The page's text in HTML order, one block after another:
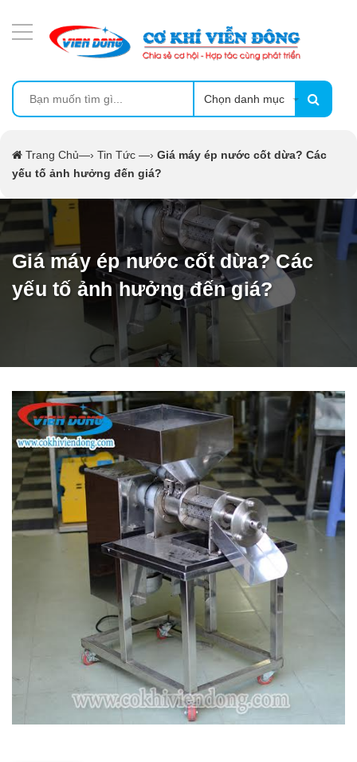
Chọn danh mục
Trang Chủ—› Tin Tức —› Giá máy ép nước cốt dừa? Các
yếu tố ảnh hưởng đến giá?
Giá máy ép nước cốt dừa? Các
yếu tố ảnh hưởng đến giá?
MÁY ÉP MÍA TẠO BỌT
MÁY RỬA BÁT SIÊU ÂM
MÁY SẤY THỰC PHẨM CÔNG NGHIỆP
CẨM NANG
THIẾT BỊ NHÀ BẾP CAO CẤP
MÁY CHẾ BIẾN THỰC PHẨM
MÁY CHẾ BIẾN NÔNG SẢN
THIẾT BỊ LÀM ĐỒ ĂN NHANH
THIẾT BỊ LÀM BÁNH
MÁY ĐÓNG GÓI THỰC PHẨM
THIẾT BỊ LẠNH
THIẾT BỊ BẾP CÔNG NGHIỆP
UNCATEGORIZED